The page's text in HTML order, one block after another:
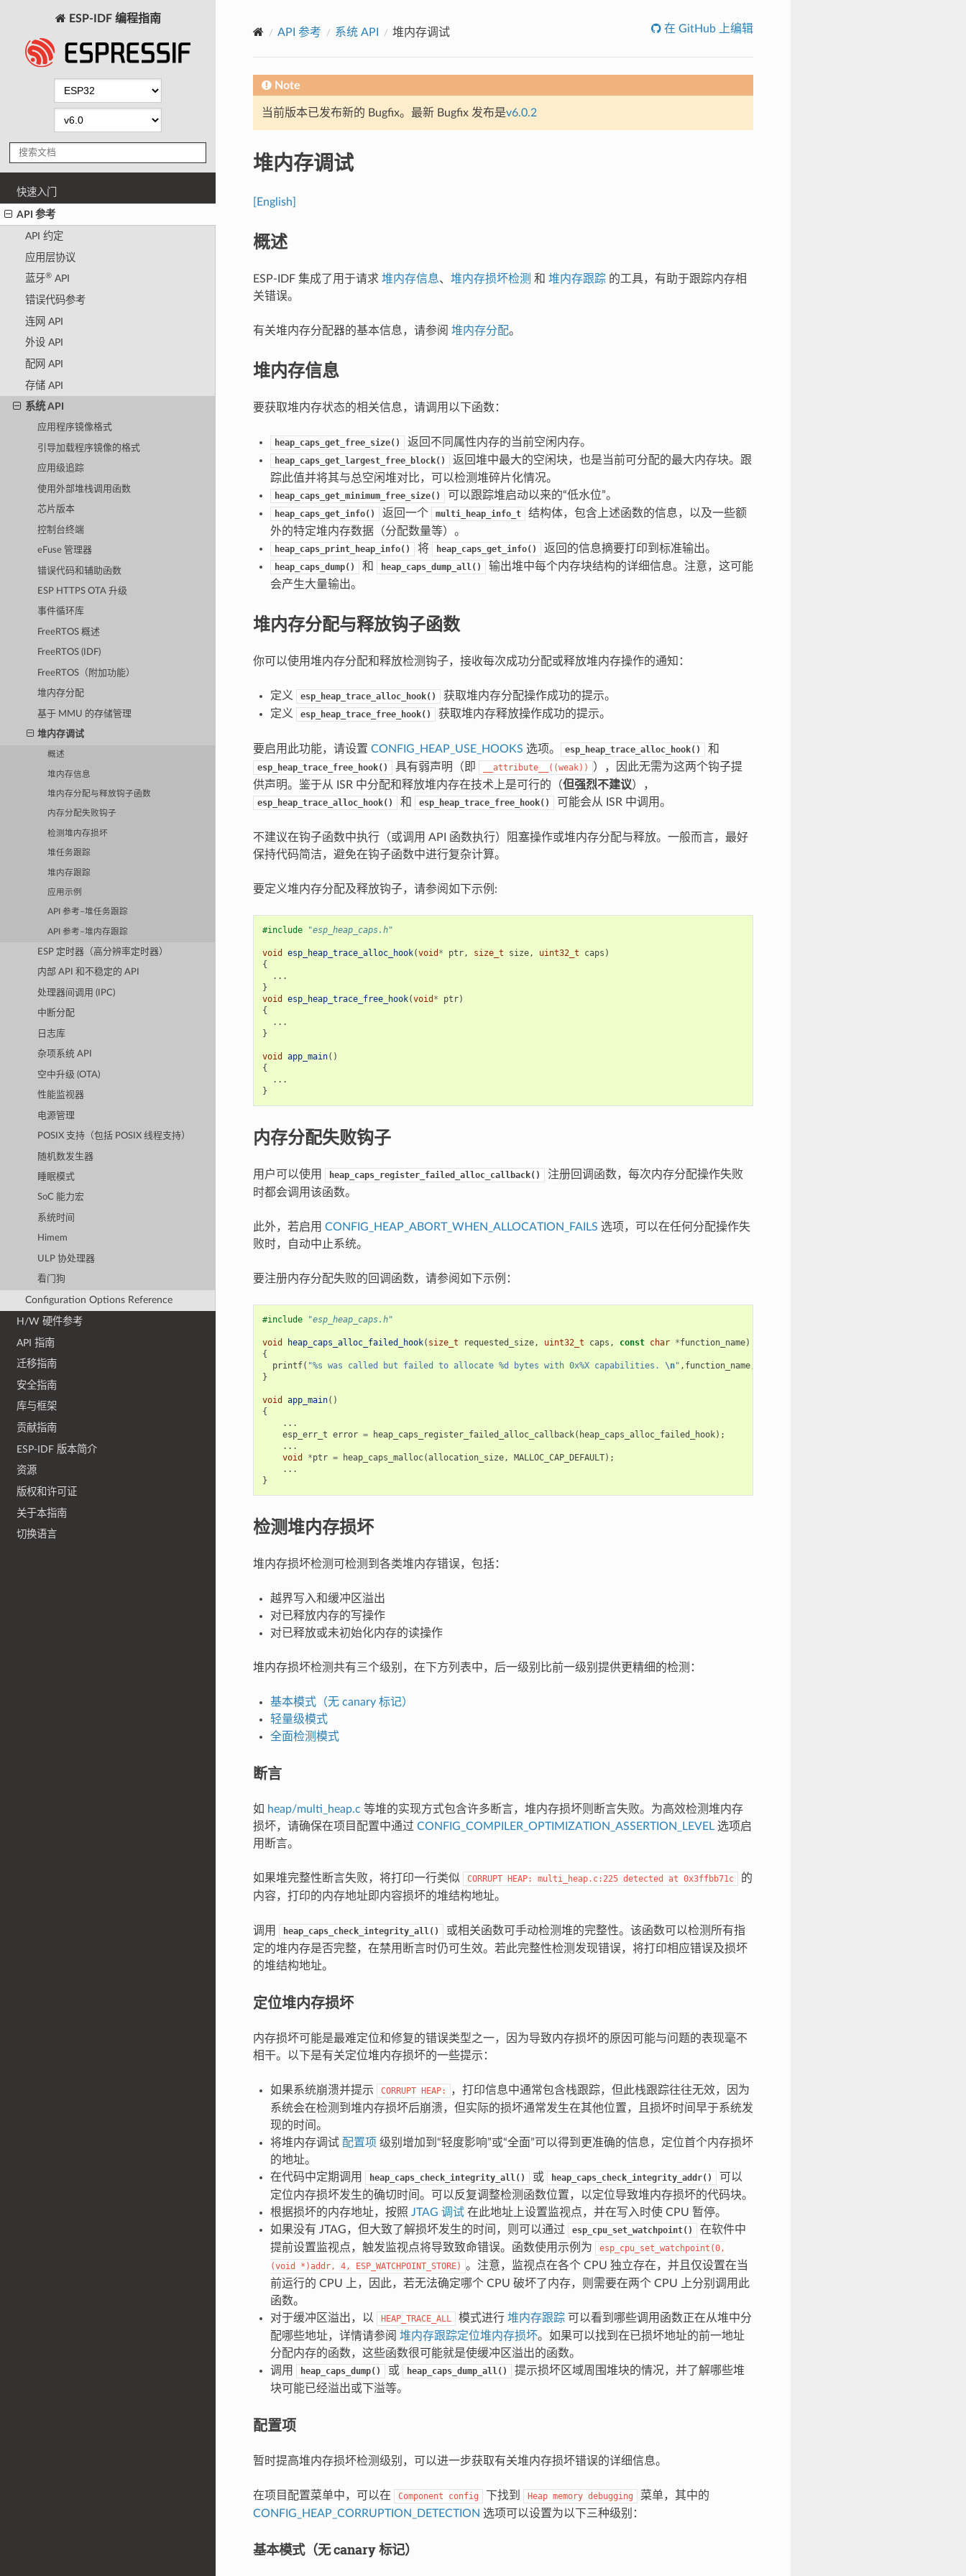
ESP-IDF 编程指南
快速入门
API 参考
API 约定
应用层协议
蓝牙®API
错误代码参考
连网 API
外设 API
配网 API
存储 API
系统 API
应用程序镜像格式
引导加载程序镜像的格式
应用级追踪
使用外部堆栈调用函数
芯片版本
控制台终端
eFuse 管理器
错误代码和辅助函数
ESP HTTPS OTA 升级
事件循环库
FreeRTOS 概述
FreeRTOS (IDF)
FreeRTOS（附加功能）
堆内存分配
基于 MMU 的存储管理
堆内存调试
概述
堆内存信息
堆内存分配与释放钩子函数
内存分配失败钩子
检测堆内存损坏
堆任务跟踪
堆内存跟踪
应用示例
API 参考–堆任务跟踪
API 参考–堆内存跟踪
ESP 定时器（高分辨率定时器）
内部 API 和不稳定的 API
处理器间调用 (IPC)
中断分配
日志库
杂项系统 API
空中升级 (OTA)
性能监视器
电源管理
POSIX 支持（包括 POSIX 线程支持）
随机数发生器
睡眠模式
SoC 能力宏
系统时间
Himem
ULP 协处理器
看门狗
Configuration Options Reference
H/W 硬件参考
API 指南
迁移指南
安全指南
库与框架
贡献指南
ESP-IDF 版本简介
资源
版权和许可证
关于本指南
切换语言
API 参考 系统 API 堆内存调试 在 GitHub 上编辑
Note
当前版本已发布新的 Bugfix。最新 Bugfix 发布是v6.0.2
堆内存调试
[English]
概述
ESP-IDF 集成了用于请求 堆内存信息、 堆内存损坏检测 和 堆内存跟踪的工具，有助于跟踪内存相
关错误。
有关堆内存分配器的基本信息，请参阅 堆内存分配。
堆内存信息
要获取堆内存状态的相关信息，请调用以下函数：
heap_caps_get_free_size() 返回不同属性内存的当前空闲内存。
heap_caps_get_largest_free_block()
返回堆中最大的空闲块，也是当前可分配的最大内存块。跟
踪此值并将其与总空闲堆对比，可以检测堆碎片化情况。
heap_caps_get_minimum_free_size() 可以跟踪堆启动以来的“低水位”。
heap_caps_get_info() 返回一个 multi_heap_info_t
结构体，包含上述函数的信息，以及一些额
外的特定堆内存数据（分配数量等）。
heap_caps_print_heap_info() 将 heap_caps_get_info() 返回的信息摘要打印到标准输出。
heap_caps_dump() 和 heap_caps_dump_all()
输出堆中每个内存块结构的详细信息。注意，这可能
会产生大量输出。
堆内存分配与释放钩子函数
你可以使用堆内存分配和释放检测钩子，接收每次成功分配或释放堆内存操作的通知：
定义 esp_heap_trace_alloc_hook()
获取堆内存分配操作成功的提示。
定义
esp_heap_trace_free_hook() 获取堆内存释放操作成功的提示。
要启用此功能，请设置 CONFIG_HEAP_USE_HOOKS 选项。 esp_heap_trace_alloc_hook() 和
esp_heap_trace_free_hook() 具有弱声明（即 __attribute__((weak))
），因此无需为这两个钩子提
供声明。鉴于从 ISR 中分配和释放堆内存在技术上是可行的（但强烈不建议），
esp_heap_trace_alloc_hook() 和 esp_heap_trace_free_hook() 可能会从 ISR 中调用。
不建议在钩子函数中执行（或调用 API 函数执行）阻塞操作或堆内存分配与释放。一般而言，最好
保持代码简洁，避免在钩子函数中进行复杂计算。
要定义堆内存分配及释放钩子，请参阅如下示例:
#include "esp_heap_caps.h"
void esp_heap_trace_alloc_hook(void * ptr, size_t size, uint32_t caps )
{
...
}
void
esp_heap_trace_free_hook(void * ptr)
{
...
}
void app_main()
{
...
}
内存分配失败钩子
用户可以使用 heap_caps_register_failed_alloc_callback()
注册回调函数，每次内存分配操作失败
时都会调用该函数。
此外，若启用 CONFIG_HEAP_ABORT_WHEN_ALLOCATION_FAILS 选项，可以在任何分配操作失
败时，自动中止系统。
要注册内存分配失败的回调函数，请参阅如下示例：
#include "esp_heap_caps.h"
void heap_caps_alloc_failed_hook( size_t requested_size, uint32_t caps , const char *function_name)
{
printf( "%s was called but failed to allocate %d bytes with 0x%X capabilities. \n" , function_name,
}
void app_main()
{
...
esp_err_t error = heap_caps_register_failed_alloc_callback( heap_caps_alloc_failed_hook);
...
void
*ptr = heap_caps_malloc(allocation_size, MALLOC_CAP_DEFAULT);
...
}
检测堆内存损坏
堆内存损坏检测可检测到各类堆内存错误，包括：
越界写入和缓冲区溢出
对已释放内存的写操作
对已释放或未初始化内存的读操作
堆内存损坏检测共有三个级别，在下方列表中，后一级别比前一级别提供更精细的检测：
基本模式（无 canary 标记）
轻量级模式
全面检测模式
断言
如 heap/multi_heap.c 等堆的实现方式包含许多断言，堆内存损坏则断言失败。为高效检测堆内存
损坏，请确保在项目配置中通过 CONFIG_COMPILER_OPTIMIZATION_ASSERTION_LEVEL选项启
用断言。
如果堆完整性断言失败，将打印一行类似 CORRUPT HEAP: multi_heap.c:225 detected at 0x3ffbb71c
的
内容，打印的内存地址即内容损坏的堆结构地址。
调用 heap_caps_check_integrity_all()
或相关函数可手动检测堆的完整性。该函数可以检测所有指
定的堆内存是否完整，在禁用断言时仍可生效。若此完整性检测发现错误，将打印相应错误及损坏
的堆结构地址。
定位堆内存损坏
内存损坏可能是最难定位和修复的错误类型之一，因为导致内存损坏的原因可能与问题的表现毫不
相干。以下是有关定位堆内存损坏的一些提示：
如果系统崩溃并提示 CORRUPT HEAP:
，打印信息中通常包含栈跟踪，但此栈跟踪往往无效，因为
系统会在检测到堆内存损坏后崩溃，但实际的损坏通常发生在其他位置，且损坏时间早于系统发
现的时间。
将堆内存调试 配置项 级别增加到“轻度影响”或“全面”可以得到更准确的信息，定位首个内存损坏
的地址。
在代码中定期调用
heap_caps_check_integrity_all() 或 heap_caps_check_integrity_addr()
可以
定位内存损坏发生的确切时间。可以反复调整检测函数位置，以定位导致堆内存损坏的代码块。
根据损坏的内存地址，按照 JTAG 调试在此地址上设置监视点，并在写入时使 CPU 暂停。
如果没有 JTAG，但大致了解损坏发生的时间，则可以通过
esp_cpu_set_watchpoint()
在软件中
提前设置监视点，触发监视点将导致致命错误。函数使用示例为
esp_cpu_set_watchpoint(0,
(void
*)addr, 4, ESP_WATCHPOINT_STORE) 。注意，监视点在各个 CPU 独立存在，并且仅设置在当
前运行的 CPU 上，因此，若无法确定哪个 CPU 破坏了内存，则需要在两个 CPU 上分别调用此
函数。
对于缓冲区溢出，以
HEAP_TRACE_ALL 模式进行 堆内存跟踪可以看到哪些调用函数正在从堆中分
配哪些地址，详情请参阅 堆内存跟踪定位堆内存损坏。如果可以找到在已损坏地址的前一地址
分配内存的函数，这些函数很可能就是使缓冲区溢出的函数。
调用
heap_caps_dump() 或 heap_caps_dump_all()
提示损坏区域周围堆块的情况，并了解哪些堆
块可能已经溢出或下溢等。
配置项
暂时提高堆内存损坏检测级别，可以进一步获取有关堆内存损坏错误的详细信息。
在项目配置菜单中，可以在 Component config 下找到 Heap memory debugging
菜单，其中的
CONFIG_HEAP_CORRUPTION_DETECTION 选项可以设置为以下三种级别：
基本模式（无 canary 标记）